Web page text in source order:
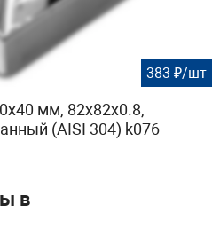
383 ₽/шт
мм, 82х82х0.8,
(AISI 304) k076
в